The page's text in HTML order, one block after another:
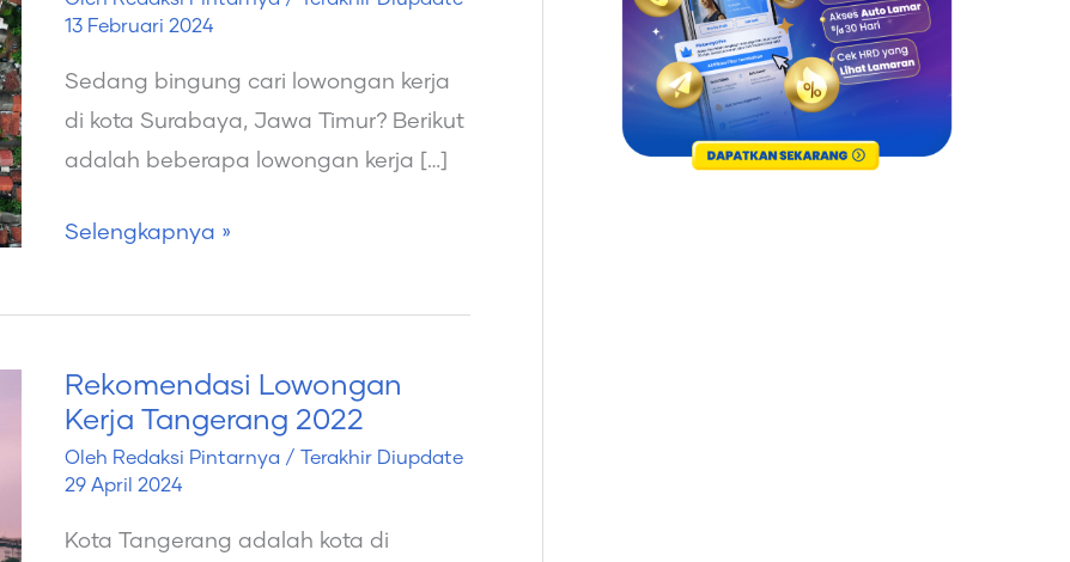
13 Februari 2024
Sedang bingung cari lowongan kerja
di kota Surabaya, Jawa Timur? Berikut
adalah beberapa lowongan kerja […]
Kerja
2022
Selengkapnya »
Rekomendasi Lowongan
Kerja Tangerang 2022
Oleh Redaksi Pintarnya / Terakhir Diupdate
29 April 2024
Kota Tangerang adalah kota di
Rekomendasi
Lowongan
Kerja
2022